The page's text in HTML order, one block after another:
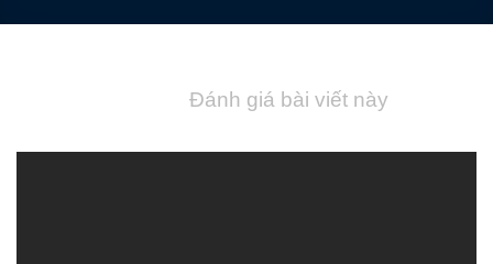
Đánh giá bài viết này